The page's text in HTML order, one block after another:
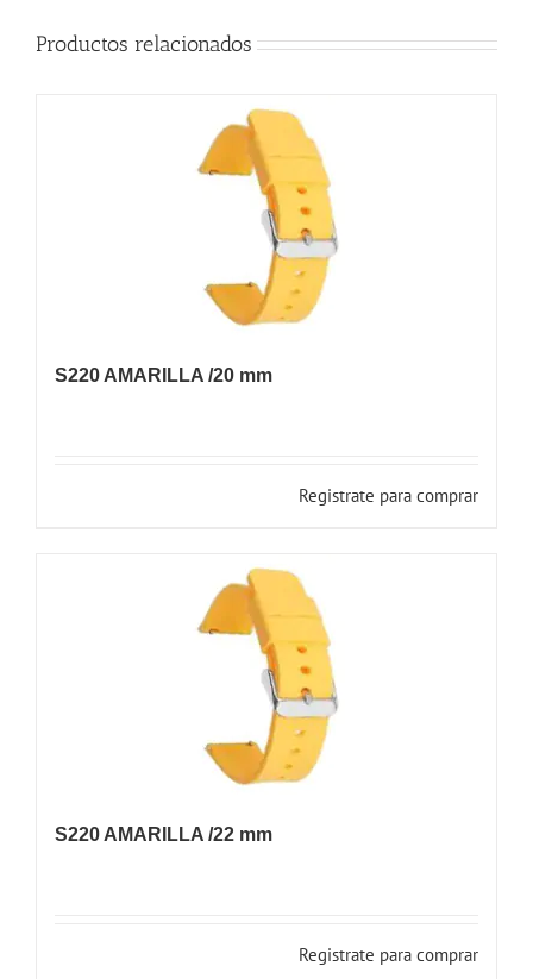
Productos relacionados
S220 AMARILLA /20 mm
Registrate para comprar
S220 AMARILLA /22 mm
Registrate para comprar